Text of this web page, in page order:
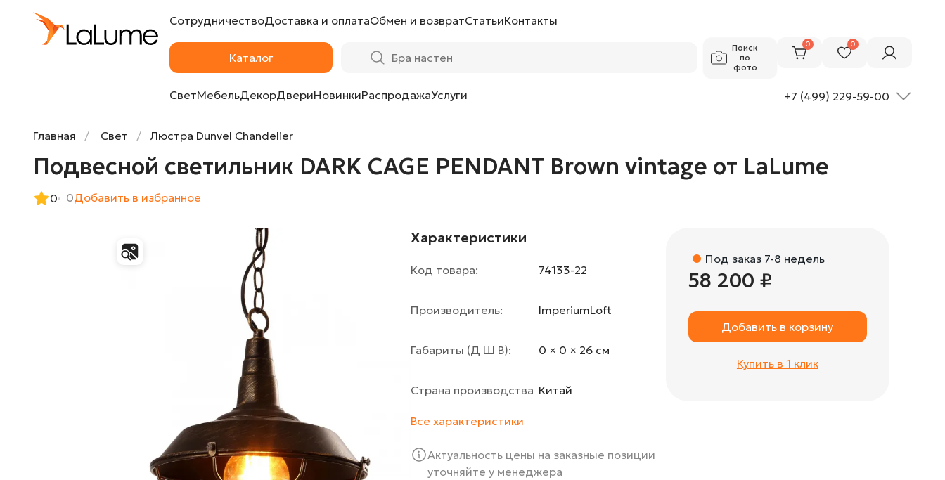
СотрудничествоДоставка и оплатаОбмен и возвратСтатьиКонтакты
Каталог
Поиск
по
фото
0 0
СветМебельДекорДвериНовинкиРаспродажаУслуги +7 (499) 229-59-00
Главная Свет Люстра Dunvel Chandelier
Подвесной светильник DARK CAGE PENDANT Brown vintage от LaLume
0 0Добавить в избранное
Характеристики
Код товара: 74133-22
Производитель: ImperiumLoft
Габариты (Д Ш В): 0 × 0 × 26 cм
Страна производства Китай
Все характеристики
Актуальность цены на заказные позиции
уточняйте у менеджера
Под заказ 7-8 недель
58 200 ₽
Добавить в корзину
Купить в 1 клик
Подвесной светильник DARK CAGE PENDANT Brown vintage от LaLume